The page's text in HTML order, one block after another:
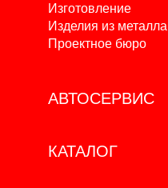
Изготовление
Изделия из металла
Проектное бюро
АВТОСЕРВИС
КАТАЛОГ